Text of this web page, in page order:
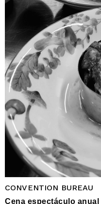
CONVENTION BUREAU
Cena espectáculo